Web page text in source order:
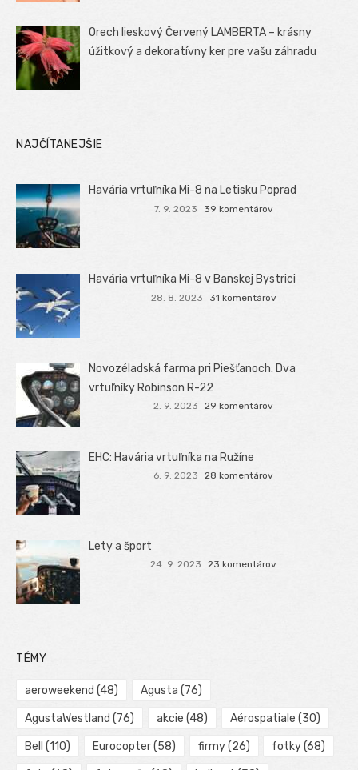
Orech lieskový Červený LAMBERTA – krásny
úžitkový a dekoratívny ker pre vašu záhradu
NAJČÍTANEJŠIE
Havária vrtuľníka Mi-8 na Letisku Poprad
7. 9. 2023 39 komentárov
Havária vrtuľníka Mi-8 v Banskej Bystrici
28. 8. 2023 31 komentárov
Novozéladská farma pri Piešťanoch: Dva
vrtuľníky Robinson R-22
2. 9. 2023 29 komentárov
EHC: Havária vrtuľníka na Ružíne
6. 9. 2023 28 komentárov
Lety a šport
24. 9. 2023 23 komentárov
TÉMY
aeroweekend (48) Agusta (76)
AgustaWestland (76) akcie (48) Aérospatiale (30)
Bell (110) Eurocopter(58) firmy(26) fotky(68)